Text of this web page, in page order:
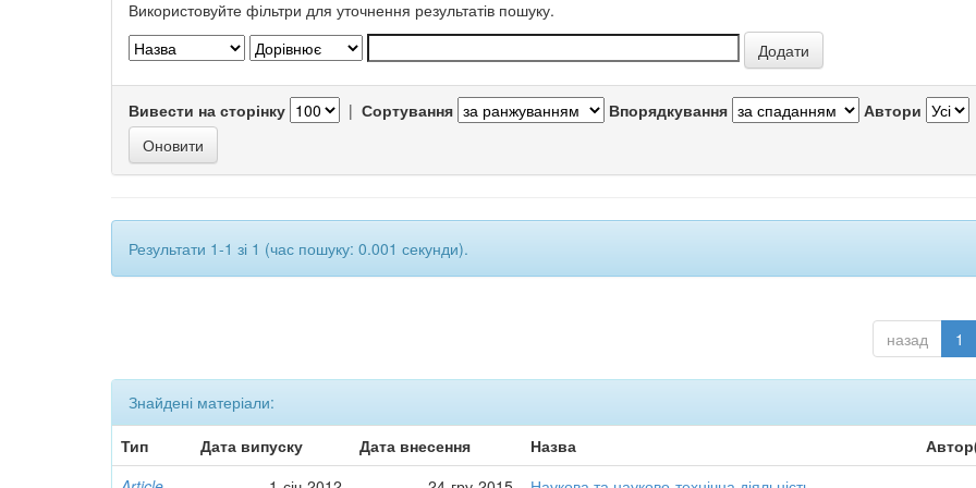
Використовуйте фільтри для уточнення результатів пошуку.
Вивести на сторінку | Сортування Впорядкування Автори
Результати 1-1 зі 1 (час пошуку: 0.001 секунди).
назад 1
Знайдені матеріали:
Тип
Дата випуску Дата внесення Назва